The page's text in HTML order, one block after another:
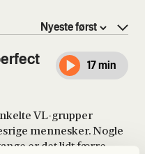
17 min
VL-grupper
mennesker. Nogle
er det lidt færre.